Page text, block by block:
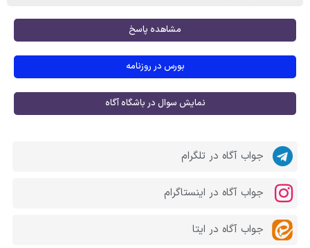
مشاهده پاسخ
بورس در روزنامه
نمایش سوال در باشگاه آگاه
جواب آگاه در تلگرام
جواب آگاه در اینستاگرام
جواب آگاه در ایتا